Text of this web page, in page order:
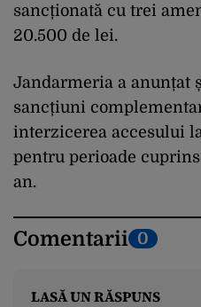
sancționată cu trei
20.500 de lei.
Jandarmeria a anunțat
sancțiuni
interzicerea accesului
pentru perioade
an.
Comentarii 0
LASĂ UN RĂSPUNS